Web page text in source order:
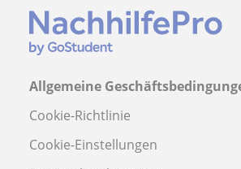
Allgemeine
Cookie-Richtlinie
Cookie-Einstellungen